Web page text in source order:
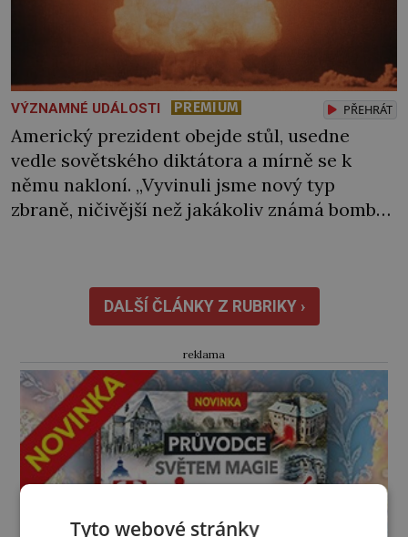
VÝZNAMNÉ UDÁLOSTI PREMIUM PŘEHRÁT
Americký prezident obejde stůl, usedne
vedle sovětského diktátora a mírně se k
němu nakloní. „Vyvinuli jsme nový typ
zbraně, ničivější než jakákoliv známá bomba,“
nehne ani brvou. Jediný vlas se mu nepohne
na hlavě. Chápe vůbec, co mu Truman právě
DALŠÍ ČLÁNKY Z RUBRIKY ›
reklama
Tyto webové stránky